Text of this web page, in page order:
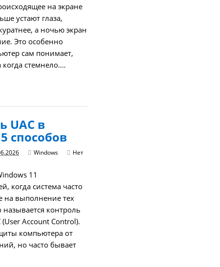
на экране
устают глаза,
а ночью экран
Это особенно
сам понимает,
когда стемнело.…
UAC в
способов
Windows
Нет
11
когда система часто
на выполнение тех
контроль
Account Control).
компьютера от
но часто бывает